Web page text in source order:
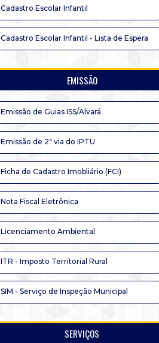
Cadastro Escolar Infantil
Cadastro Escolar Infantil - Lista de Espera
EMISSÃO
Emissão de Guias ISS/Alvará
Emissão de 2ª via do IPTU
Ficha de Cadastro Imobliário (FCI)
Nota Fiscal Eletrônica
Licenciamento Ambiental
ITR - Imposto Territorial Rural
SIM - Serviço de Inspeção Municipal
SERVIÇOS